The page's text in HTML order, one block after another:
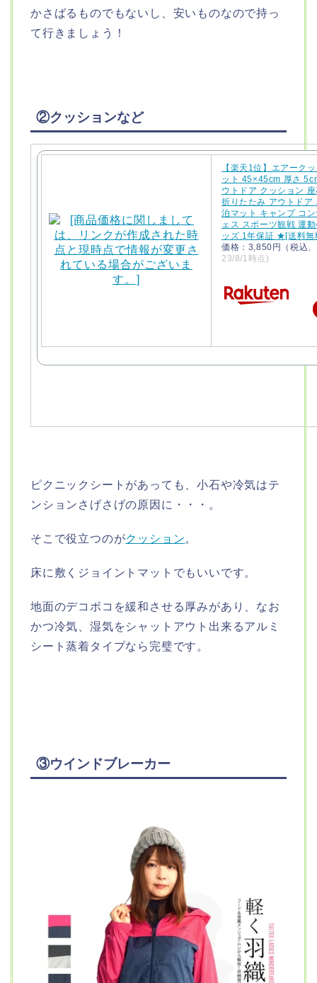
かさばるものでもないし、安いものなので持っ
て行きましょう！
②クッションなど
【楽天1位】エアーク
ット 45×45cm 厚さ
ウトドア クッション
折りたたみ アウトドア
泊マット キャンプ コ
ェス スポーツ観戦 運
ッズ 1年保証 ★[送料無
価格：3,850円（税込
23/8/1時点)
ピクニックシートがあっても、小石や冷気はテ
ンションさげさげの原因に・・・。
そこで役立つのがクッション。
床に敷くジョイントマットでもいいです。
地面のデコボコを緩和させる厚みがあり、なお
かつ冷気、湿気をシャットアウト出来るアルミ
シート蒸着タイプなら完璧です。
③ウインドブレーカー